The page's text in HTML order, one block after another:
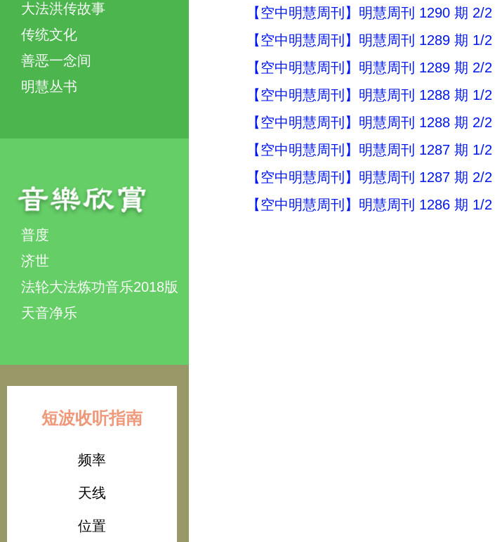
大法洪传故事
传统文化
善恶一念间
明慧丛书
普度
济世
法轮大法炼功音乐2018版
天音净乐
短波收听指南
频率
天线
位置
【空中明慧周刊】明慧周刊 1290 期 2/2
【空中明慧周刊】明慧周刊 1289 期 1/2
【空中明慧周刊】明慧周刊 1289 期 2/2
【空中明慧周刊】明慧周刊 1288 期 1/2
【空中明慧周刊】明慧周刊 1288 期 2/2
【空中明慧周刊】明慧周刊 1287 期 1/2
【空中明慧周刊】明慧周刊 1287 期 2/2
【空中明慧周刊】明慧周刊 1286 期 1/2